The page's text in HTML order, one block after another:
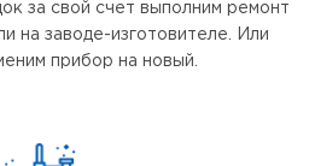
за свой счет выполним ремонт
на заводе-изготовителе. Или
прибор на новый.